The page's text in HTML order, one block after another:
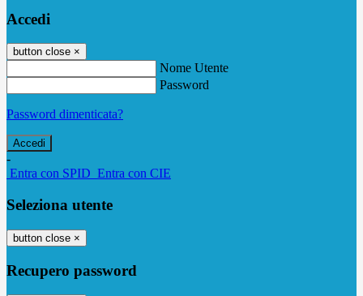
Accedi
button close ×
Nome Utente
Password
Password dimenticata?
-
Entra con SPID Entra con CIE
Seleziona utente
button close ×
Recupero password